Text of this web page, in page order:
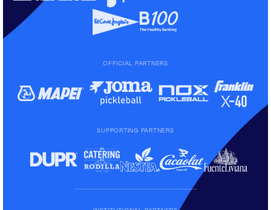
OFFICIAL PARTNERS
SUPPORTING PARTNERS